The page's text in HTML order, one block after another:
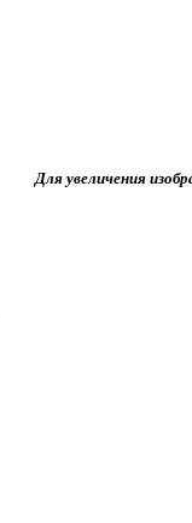
Для увеличения